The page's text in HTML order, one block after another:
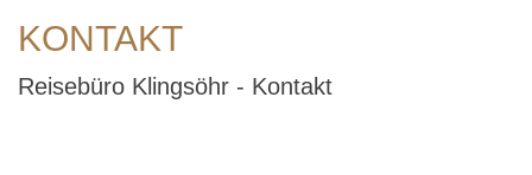
KONTAKT
Reisebüro Klingsöhr - Kontakt